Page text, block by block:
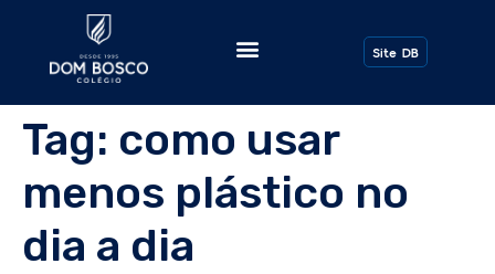
Site DB
Tag: como usar
menos plástico no
dia a dia